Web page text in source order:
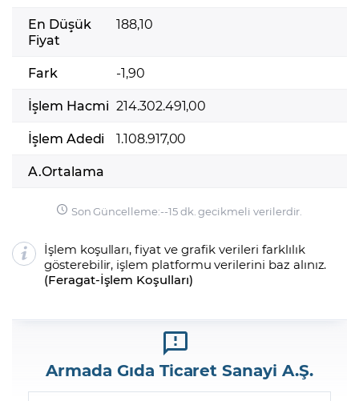
En Düşük
Fiyat
188,10
Fark
-1,90
İşlem Hacmi 214.302.491,00
İşlem Adedi
1.108.917,00
A.Ortalama
Son Güncelleme:--15 dk. gecikmeli verilerdir.
İşlem koşulları, fiyat ve grafik verileri farklılık
gösterebilir, işlem platformu verilerini baz alınız.
(Feragat-İşlem Koşulları)
Armada Gıda Ticaret Sanayi A.Ş.